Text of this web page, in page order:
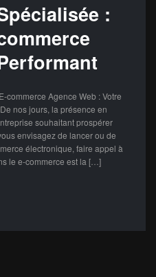
:
commerce Agence Web : Votre
nos jours, la présence en
souhaitant prospérer
envisagez de lancer ou de
électronique, faire appel à
le e-commerce est la […]